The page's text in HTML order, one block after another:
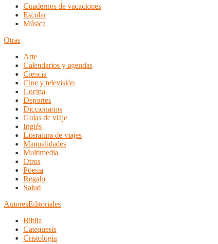
Cuadernos de vacaciones
Escolar
Música
Otras
Arte
Calendarios y agendas
Ciencia
Cine y televisión
Cocina
Deportes
Diccionarios
Guías de viaje
Inglés
Literatura de viajes
Manualidades
Multimedia
Otros
Poesia
Regalo
Salud
AutoresEditoriales
Biblia
Catequesis
Cristología